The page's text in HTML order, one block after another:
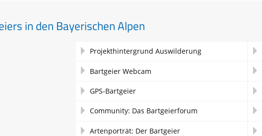
in den Bayerischen Alpen
Navigation
Projekthintergrund Auswilderung
Bartgeier Webcam
GPS-Bartgeier
Community: Das Bartgeierforum
Artenporträt: Der Bartgeier